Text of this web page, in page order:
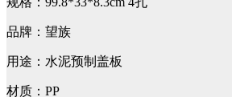
品牌：望族
用途：水泥预制盖板
材质：PP